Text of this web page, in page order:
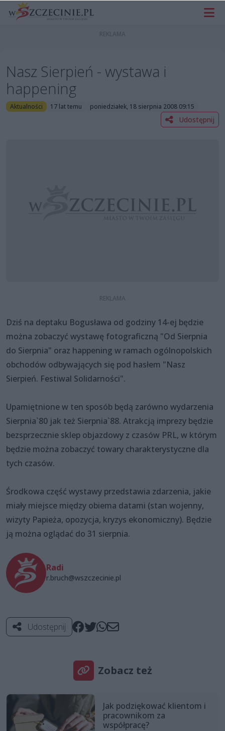
Nasz Sierpień - wystawa i
happening
Aktualności 17 lat temu poniedziałek, 18 sierpnia 2008 09:15
Udostępnij
Dziś na deptaku Bogusława od godziny 14-ej będzie
można zobaczyć wystawę fotograficzną "Od Sierpnia
do Sierpnia" oraz happening w ramach ogólnopolskich
obchodów odbywających się pod hasłem "Nasz
Sierpień. Festiwal Solidarności".
Upamiętnione w ten sposób będą zarówno wydarzenia
Sierpnia`80 jak też Sierpnia`88. Atrakcją imprezy będzie
bezsprzecznie sklep objazdowy z czasów PRL, w którym
będzie można zobaczyć towary charakterystyczne dla
tych czasów.
Środkowa część wystawy przedstawia zdarzenia, jakie
miały miejsce między obiema datami (stan wojenny,
wizyty Papieża, opozycja, kryzys ekonomiczny). Będzie
ją można oglądać do 31 sierpnia.
Radi
r.bruch@wszczecinie.pl
Udostępnij
Zobacz też
Jak podziękować klientom i
pracownikom za
współpracę?